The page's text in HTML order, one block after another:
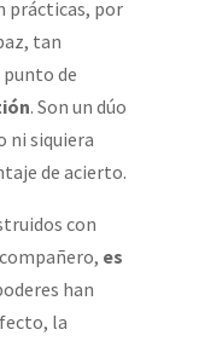
prácticas, por
tan
punto de
. Son un dúo
ni siquiera
de acierto.
con
es
han
la